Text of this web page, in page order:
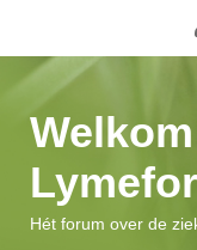
Hét forum over de